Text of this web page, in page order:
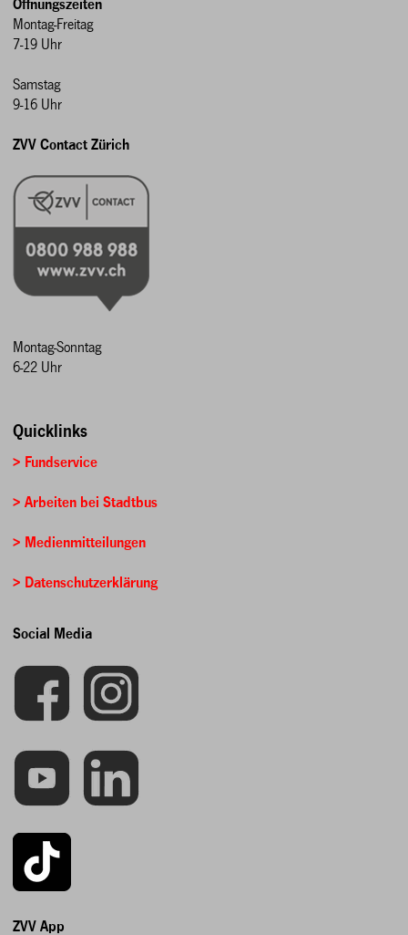
Öffnungszeiten
Montag-Freitag
7-19 Uhr
Samstag
9-16 Uhr
ZVV Contact Zürich
Montag-Sonntag
6-22 Uhr
Quicklinks
> Fundservice
> Arbeiten bei Stadtbus
> Medienmitteilungen
> Datenschutzerklärung
Social Media
ZVV App